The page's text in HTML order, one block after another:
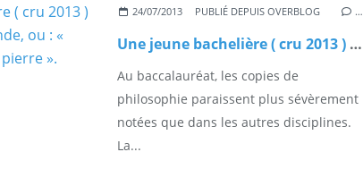
24/07/2013 PUBLIÉ DEPUIS OVERBLOG …
Une jeune bachelière ( cru 2013 ) écrit à François Hollande, ou : « quand le diable porte pierre ».
Au baccalauréat, les copies de
philosophie paraissent plus sévèrement
notées que dans les autres disciplines.
La...